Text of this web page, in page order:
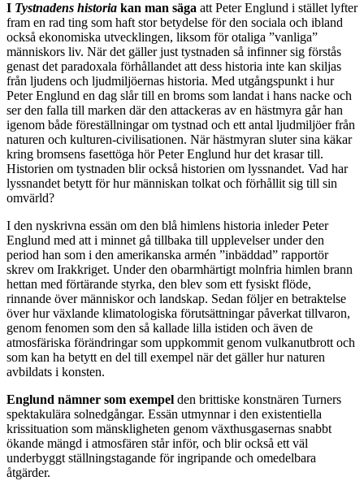
I Tystnadens historia kan man säga att Peter Englund i stället lyfter
fram en rad ting som haft stor betydelse för den sociala och ibland
också ekonomiska utvecklingen, liksom för otaliga ”vanliga”
människors liv. När det gäller just tystnaden så infinner sig förstås
genast det paradoxala förhållandet att dess historia inte kan skiljas
från ljudens och ljudmiljöernas historia. Med utgångspunkt i hur
Peter Englund en dag slår till en broms som landat i hans nacke och
ser den falla till marken där den attackeras av en hästmyra går han
igenom både föreställningar om tystnad och ett antal ljudmiljöer från
naturen och kulturen-civilisationen. När hästmyran sluter sina käkar
kring bromsens fasettöga hör Peter Englund hur det krasar till.
Historien om tystnaden blir också historien om lyssnandet. Vad har
lyssnandet betytt för hur människan tolkat och förhållit sig till sin
omvärld?
I den nyskrivna essän om den blå himlens historia inleder Peter
Englund med att i minnet gå tillbaka till upplevelser under den
period han som i den amerikanska armén ”inbäddad” rapportör
skrev om Irakkriget. Under den obarmhärtigt molnfria himlen brann
hettan med förtärande styrka, den blev som ett fysiskt flöde,
rinnande över människor och landskap. Sedan följer en betraktelse
över hur växlande klimatologiska förutsättningar påverkat tillvaron,
genom fenomen som den så kallade lilla istiden och även de
atmosfäriska förändringar som uppkommit genom vulkanutbrott och
som kan ha betytt en del till exempel när det gäller hur naturen
avbildats i konsten.
Englund nämner som exempel den brittiske konstnären Turners
spektakulära solnedgångar. Essän utmynnar i den existentiella
krissituation som mänskligheten genom växthusgasernas snabbt
ökande mängd i atmosfären står inför, och blir också ett väl
underbyggt ställningstagande för ingripande och omedelbara
åtgärder.